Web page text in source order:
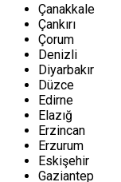
Çanakkale
Çankırı
Çorum
Denizli
Diyarbakır
Düzce
Edirne
Elazığ
Erzincan
Erzurum
Eskişehir
Gaziantep